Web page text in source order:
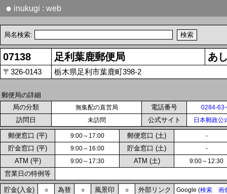
● inukugi : web
局名検索:
07138 足利葉鹿郵便局 あ
〒326-0143 栃木県足利市葉鹿町398-2
郵便局の詳細
局の分類
無集配の直営局 電話番号 0284-
訪問日 未訪問 公式サイト 日本郵政公
郵便窓口 (平) 9:00～17:00 郵便窓口 (土) -
貯金窓口 (平) 9:00～16:00 貯金窓口 (土) -
ATM (平) 9:00～17:30 ATM (土) 9:00～12:30
営業日の特例等
貯金(入金) ○ 為替 ○ 風景印 ○ 外部リンク Google (検索 画